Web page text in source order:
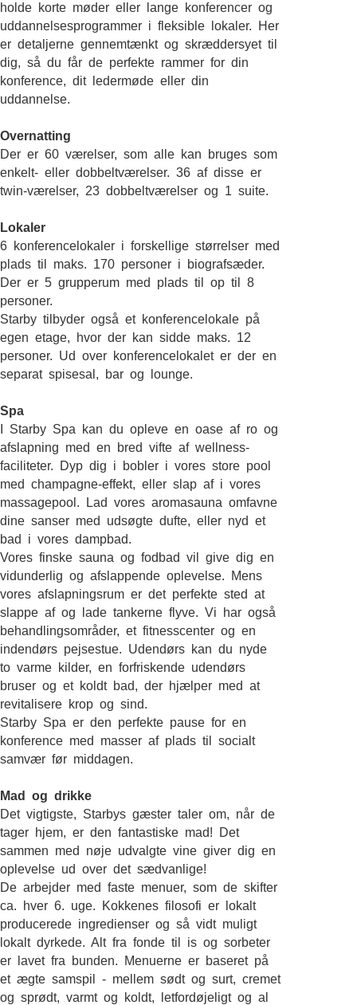
holde korte møder eller lange konferencer og
uddannelsesprogrammer i fleksible lokaler. Her
er detaljerne gennemtænkt og skræddersyet til
dig, så du får de perfekte rammer for din
konference, dit ledermøde eller din
uddannelse.
Overnatting
Der er 60 værelser, som alle kan bruges som
enkelt- eller dobbeltværelser. 36 af disse er
twin-værelser, 23 dobbeltværelser og 1 suite.
Lokaler
6 konferencelokaler i forskellige størrelser med
plads til maks. 170 personer i biografsæder.
Der er 5 grupperum med plads til op til 8
personer.
Starby tilbyder også et konferencelokale på
egen etage, hvor der kan sidde maks. 12
personer. Ud over konferencelokalet er der en
separat spisesal, bar og lounge.
Spa
I Starby Spa kan du opleve en oase af ro og
afslapning med en bred vifte af wellness-
faciliteter. Dyp dig i bobler i vores store pool
med champagne-effekt, eller slap af i vores
massagepool. Lad vores aromasauna omfavne
dine sanser med udsøgte dufte, eller nyd et
bad i vores dampbad.
Vores finske sauna og fodbad vil give dig en
vidunderlig og afslappende oplevelse. Mens
vores afslapningsrum er det perfekte sted at
slappe af og lade tankerne flyve. Vi har også
behandlingsområder, et fitnesscenter og en
indendørs pejsestue. Udendørs kan du nyde
to varme kilder, en forfriskende udendørs
bruser og et koldt bad, der hjælper med at
revitalisere krop og sind.
Starby Spa er den perfekte pause for en
konference med masser af plads til socialt
samvær før middagen.
Mad og drikke
Det vigtigste, Starbys gæster taler om, når de
tager hjem, er den fantastiske mad! Det
sammen med nøje udvalgte vine giver dig en
oplevelse ud over det sædvanlige!
De arbejder med faste menuer, som de skifter
ca. hver 6. uge. Kokkenes filosofi er lokalt
producerede ingredienser og så vidt muligt
lokalt dyrkede. Alt fra fonde til is og sorbeter
er lavet fra bunden. Menuerne er baseret på
et ægte samspil - mellem sødt og surt, cremet
og sprødt, varmt og koldt, letfordøjeligt og al